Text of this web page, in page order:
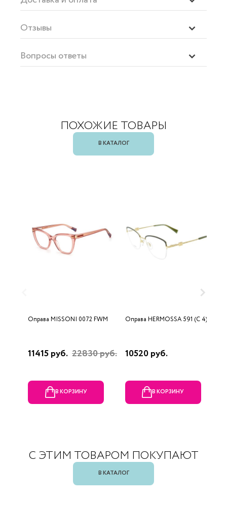
Отзывы
Вопросы ответы
ПОХОЖИЕ ТОВАРЫ
В КАТАЛОГ
Оправа MISSONI 0072 FWM
11415 руб. 22830 руб.
В КОРЗИНУ
Оправа HERMOSSA 591 (C 4)
10520 руб.
В КОРЗИНУ
С ЭТИМ ТОВАРОМ ПОКУПАЮТ
В КАТАЛОГ